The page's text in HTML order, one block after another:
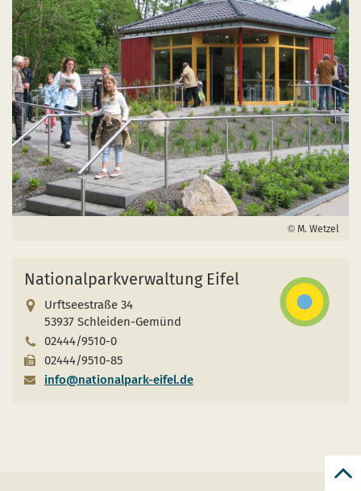
M. Wetzel
Nationalparkverwaltung Eifel
Urftseestraße 34
53937 Schleiden-Gemünd
02444/9510-0
02444/9510-85
info@nationalpark-eifel.de